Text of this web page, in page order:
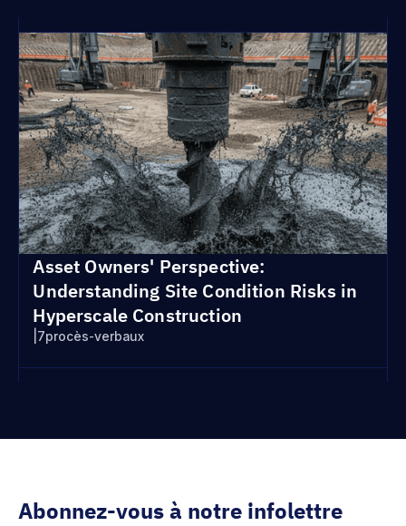
Asset Owners' Perspective:
Understanding Site Condition Risks in
Hyperscale Construction
7procès-verbaux
Abonnez-vous à notre infolettre